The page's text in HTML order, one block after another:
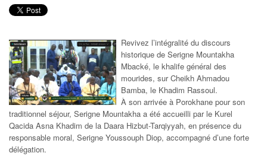
Revivez l’intégralité du discours
historique de Serigne Mountakha
Mbacké, le khalife général des
mourides, sur Cheikh Ahmadou
Bamba, le Khadim Rassoul.
À son arrivée à Porokhane pour son
traditionnel séjour, Serigne Mountakha a été accueilli par le Kurel
Qacida Asna Khadim de la Daara Hizbut-Tarqiyyah, en présence du
responsable moral, Serigne Youssouph Diop, accompagné d’une forte
délégation.